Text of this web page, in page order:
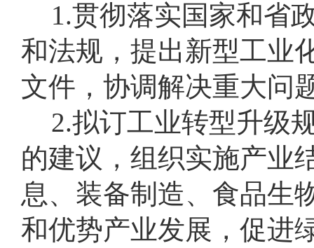
1.贯彻落实国家和省
和法规，提出新型工业
文件，协调解决重大问
2.拟订工业转型升级
的建议，组织实施产业
息、装备制造、食品生
和优势产业发展，促进